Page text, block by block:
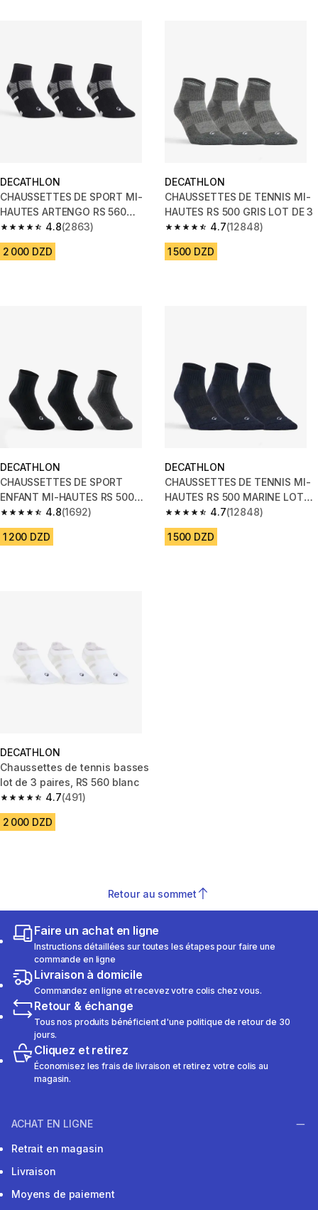
DECATHLON
CHAUSSETTES DE SPORT MI-
HAUTES ARTENGO RS 560
NOIR GRIS LOT DE 3
4.8
4.8 out of 5 stars from 2863 reviews
(2863)
2 000 DZD
DECATHLON
CHAUSSETTES DE TENNIS MI-
HAUTES RS 500 GRIS LOT DE 3
4.7
4.7 out of 5 stars from 12848
(12848)
1 500 DZD
DECATHLON
CHAUSSETTES DE SPORT
ENFANT MI-HAUTES RS 500
NOIR GRIS LOT DE 3
4.8
4.8 out of 5 stars from 1692 reviews
(1692)
1 200 DZD
DECATHLON
CHAUSSETTES DE TENNIS MI-
HAUTES RS 500 MARINE LOT
DE 3
4.7
4.7 out of 5 stars from 12848
(12848)
1 500 DZD
DECATHLON
Chaussettes de tennis basses
lot de 3 paires, RS 560 blanc
4.7
4.7 out of 5 stars from 491 reviews
(491)
2 000 DZD
Retour au sommet
Faire un achat en ligne
Instructions détaillées sur toutes les étapes pour faire une
commande en ligne
Livraison à domicile
Commandez en ligne et recevez votre colis chez vous.
Retour & échange
Tous nos produits bénéficient d'une politique de retour de 30
jours.
Cliquez et retirez
Économisez les frais de livraison et retirez votre colis au
magasin.
ACHAT EN LIGNE
Retrait en magasin
Livraison
Moyens de paiement